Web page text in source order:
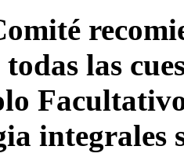
las
integrales